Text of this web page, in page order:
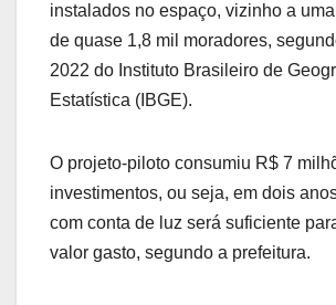
instalados no espaço, vizinho a
de quase 1,8 mil moradores,
2022 do Instituto Brasileiro de
Estatística (IBGE).
O projeto-piloto consumiu R$ 7
investimentos, ou seja, em dois
com conta de luz será suficiente
valor gasto, segundo a prefeitura.